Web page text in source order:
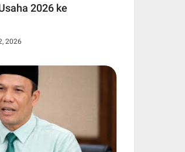
2026 ke
2026